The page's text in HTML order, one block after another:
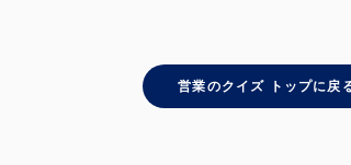
営業のクイズ トップに戻